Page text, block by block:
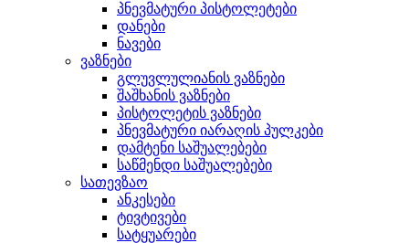
პნევმატური პისტოლეტები
დანები
ნავები
ვაზნები
გლუვლულიანის ვაზნები
შაშხანის ვაზნები
პისტოლეტის ვაზნები
პნევმატური იარაღის პულკები
დამტენი საშუალებები
საწმენდი საშუალებები
სათევზაო
ანკესები
ტივტივები
სატყუარები